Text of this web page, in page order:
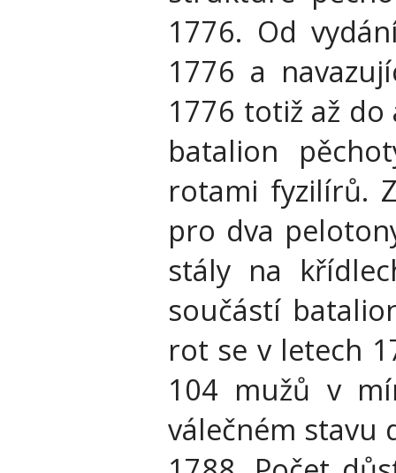
1776. Od
1776 a
1776 totiž až
batalion
rotami fyzilírů.
pro dva
stály na
součástí
rot se v letech
104 mužů v
válečném stavu